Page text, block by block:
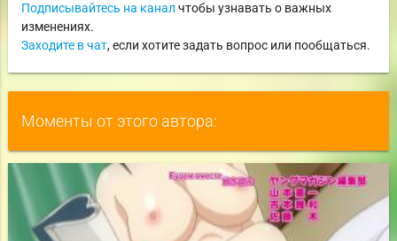
Подписывайтесь на канал чтобы узнавать о важных
изменениях.
Заходите в чат, если хотите задать вопрос или пообщаться.
Моменты от этого автора: